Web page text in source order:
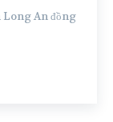
Long An đồng